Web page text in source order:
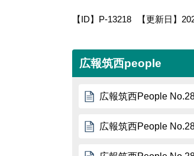
【ID】 P-13218 【更新日】
広報筑西people
広報筑西People
広報筑西People